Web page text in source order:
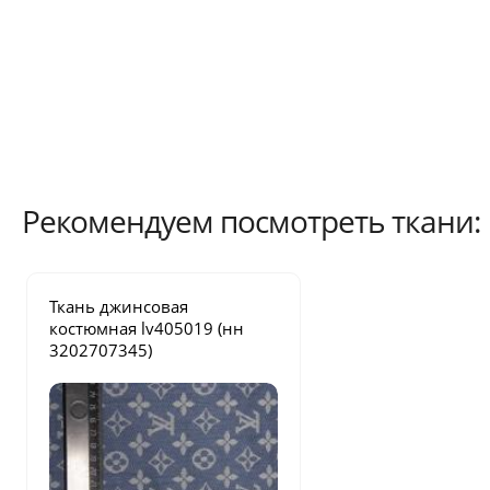
Рекомендуем посмотреть ткани:
Ткань джинсовая
костюмная lv405019 (нн
3202707345)